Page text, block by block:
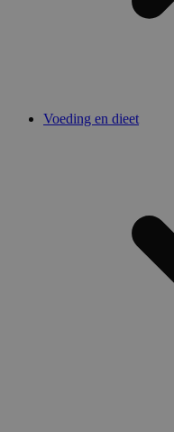
Voeding en dieet